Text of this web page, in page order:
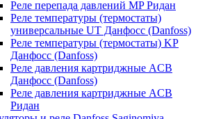
Реле перепада давлений MP Ридан
Реле температуры (термостаты)
универсальные UT Данфосс (Danfoss)
Реле температуры (термостаты) KP
Данфосс (Danfoss)
Реле давления картриджные ACB
Данфосс (Danfoss)
Реле давления картриджные ACB
Ридан